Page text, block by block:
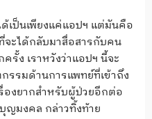
ด้เป็นเพียงแค่แอปฯ แต่มันคือ
ะได้กลับมาสื่อสารกับคน
รั้ง เราหวังว่าแอปฯ นี้จะ
รรมด้านการแพทย์ที่เข้าถึง
องยากสำหรับผู้ป่วยอีกต่อ
ญมงคล กล่าวทิ้งท้าย